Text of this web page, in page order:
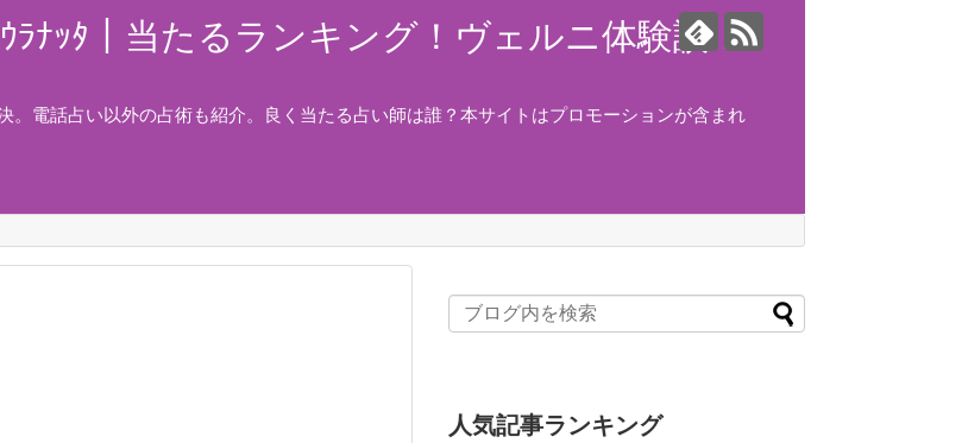
ﾗﾅｯﾀ｜当たるランキング！ヴェルニ体験談！
。電話占い以外の占術も紹介。良く当たる占い師は誰？本サイトはプロモーションが含まれ
人気記事ランキング